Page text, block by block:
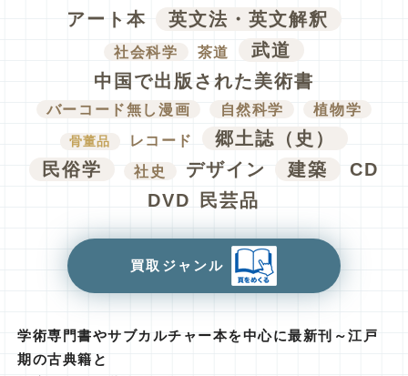
アート本 英文法・英文解釈
社会科学 茶道
武道
中国で出版された美術書
バーコード無し漫画 自然科学 植物学
骨董品 レコード
郷土誌（史）
民俗学
社史 デザイン 建築
CD
DVD
民芸品
買取ジャンル
学術専門書やサブカルチャー本を中心に最新刊～江戸
期の古典籍と